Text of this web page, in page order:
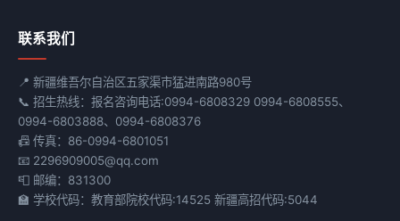
联系我们
📍 新疆维吾尔自治区五家渠市猛进南路980号
📞 招生热线：报名咨询电话:0994-6808329 0994-6808555、
0994-6803888、0994-6808376
📠 传真：86-0994-6801051
📧 2296909005@qq.com
📮 邮编：831300
🏫 学校代码：教育部院校代码:14525 新疆高招代码:5044